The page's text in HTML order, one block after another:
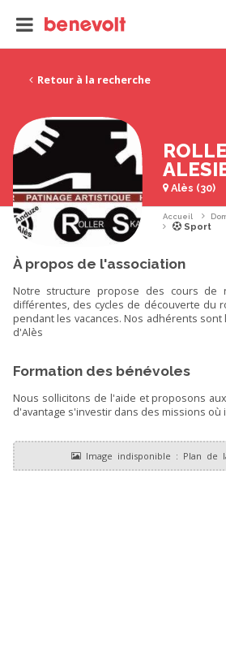
Retour à la recherche
Alès (30)
Accueil
Sport
À propos de l'association
Notre structure propose des cours de
différentes, des cycles de découverte du
pendant les vacances. Nos adhérents
d'Alès
Formation des bénévoles
Nous sollicitons de l'aide et proposons
d'avantage s'investir dans des missions où